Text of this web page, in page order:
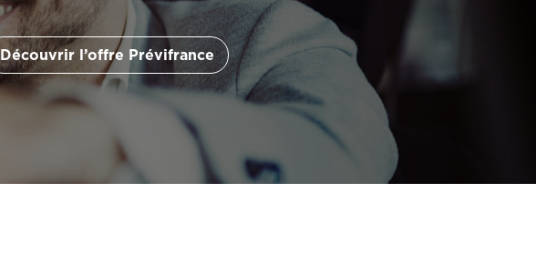
Découvrir l’offre Prévifrance